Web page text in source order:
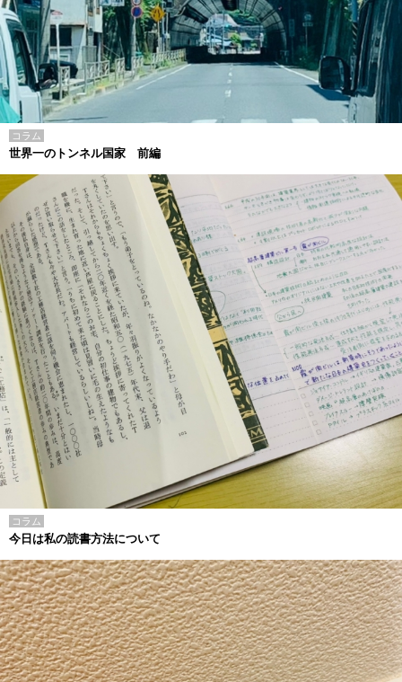
コラム
世界一のトンネル国家 前編
コラム
今日は私の読書方法について